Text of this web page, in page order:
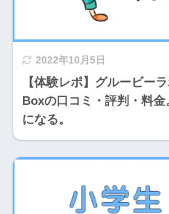
2022年10月5日
【体験レポ】グルービー
Boxの口コミ・評判・料
になる。